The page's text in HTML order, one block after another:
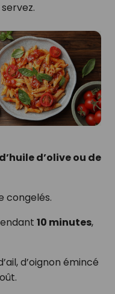
d’olive ou de
congelés.
10 minutes,
d’oignon émincé